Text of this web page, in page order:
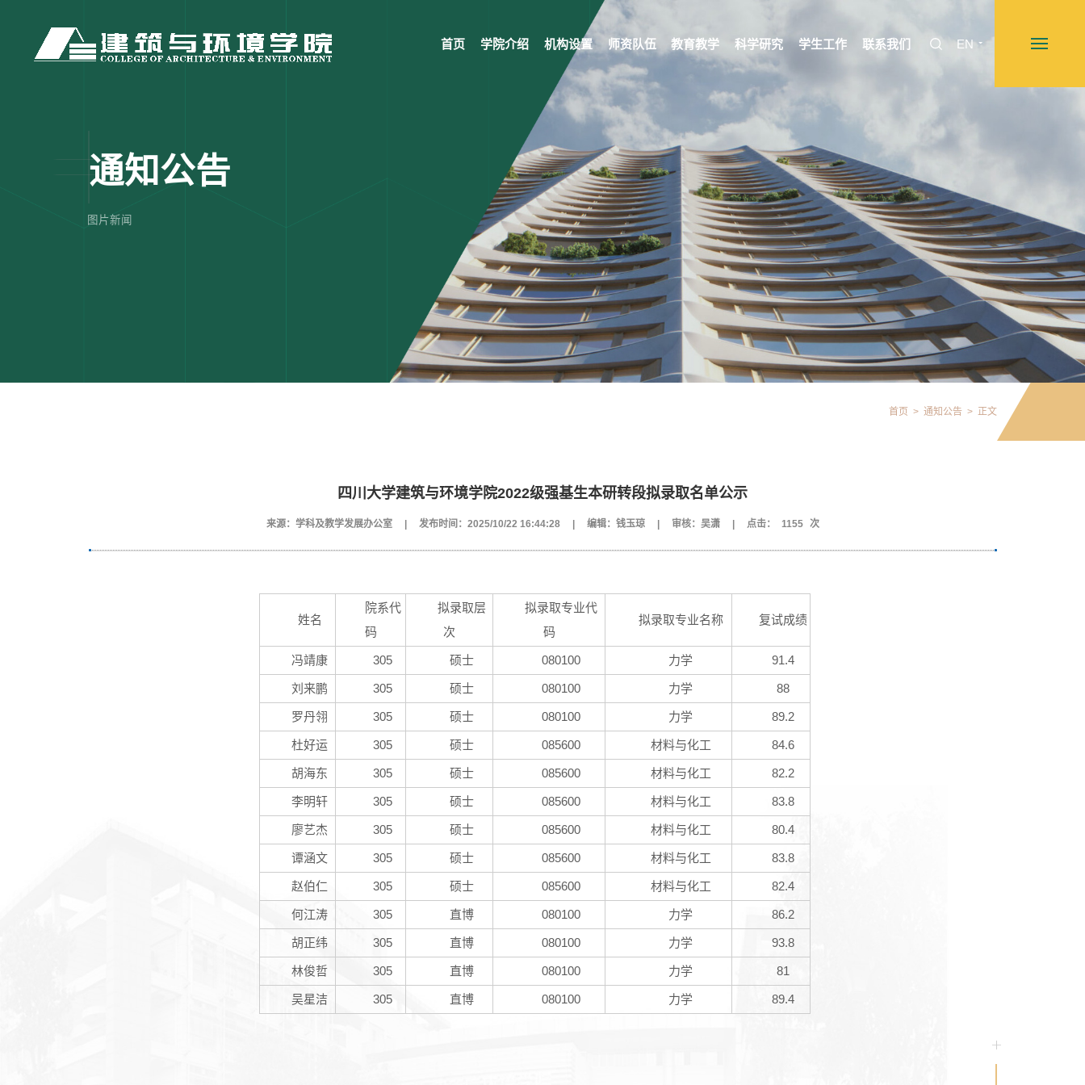
首页 学院介绍 机构设置 师资队伍 教育教学 科学研究 学生工作 联系我们 EN
通知公告
图片新闻
首页 > 通知公告 > 正文
四川大学建筑与环境学院2022级强基生本研转段拟录取名单公示
来源：学科及教学发展办公室 发布时间：2025/10/22 16:44:28 编辑：钱玉琼 审核：吴潇 点击： 1155 次
姓名
院系代
码
拟录取层
次
拟录取专业代
码
拟录取专业名称 复试成绩
冯靖康 305 硕士 080100 力学 91.4
刘来鹏 305 硕士 080100 力学 88
罗丹翎 305 硕士 080100 力学 89.2
杜好运 305 硕士 085600 材料与化工 84.6
胡海东 305 硕士 085600 材料与化工 82.2
李明轩 305 硕士 085600 材料与化工 83.8
廖艺杰 305 硕士 085600 材料与化工 80.4
谭涵文 305 硕士 085600 材料与化工 83.8
赵伯仁 305 硕士 085600 材料与化工 82.4
何江涛 305 直博 080100 力学 86.2
胡正纬 305 直博 080100 力学 93.8
林俊哲 305 直博 080100 力学 81
吴星洁 305 直博 080100 力学 89.4